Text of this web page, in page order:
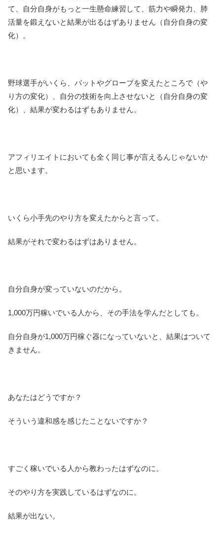
て、自分自身がもっと一生懸命練習して、筋力や瞬発力、肺
活量を鍛えないと結果が出るはずありません（自分自身の変
化）。
野球選手がいくら、バットやグローブを変えたところで（や
り方の変化）、自分の技術を向上させないと（自分自身の変
化）、結果が変わるはずもありません。
アフィリエイトにおいても全く同じ事が言えるんじゃないか
と思います。
いくら小手先のやり方を変えたからと言って。
結果がそれで変わるはずはありません。
自分自身が変っていないのだから。
1,000万円稼いでいる人から、その手法を学んだとしても。
自分自身が1,000万円稼ぐ器になっていないと、結果はついて
きません。
あなたはどうですか？
そういう違和感を感じたことないですか？
すごく稼いでいる人から教わったはずなのに。
そのやり方を実践しているはずなのに。
結果が出ない。